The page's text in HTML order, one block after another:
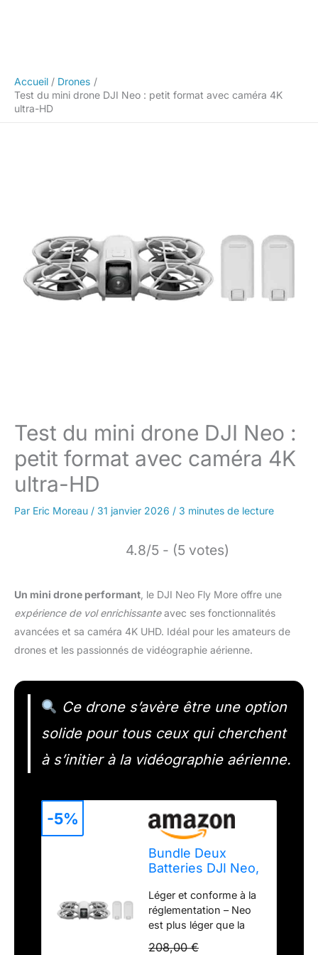
Accueil
Drones
Test du mini drone DJI Neo : petit format avec caméra 4K
ultra-HD
Test du mini drone DJI Neo :
petit format avec caméra 4K
ultra-HD
Par Eric Moreau / 31 janvier 2026 / 3 minutes de lecture
4.8/5 - (5 votes)
Un mini drone performant , le DJI Neo Fly More offre une
expérience de vol enrichissanteavec ses fonctionnalités
avancées et sa caméra 4K UHD. Idéal pour les amateurs de
drones et les passionnés de vidéographie aérienne.
Ce drone s’avère être une option
solide pour tous ceux qui cherchent
à s’initier à la vidéographie aérienne.
Bundle Deux
Batteries DJI Neo,
Caméra 4K UHD
pour Adultes
Léger et conforme à la
réglementation – Neo
est plus léger que la
208,00 €
-5%